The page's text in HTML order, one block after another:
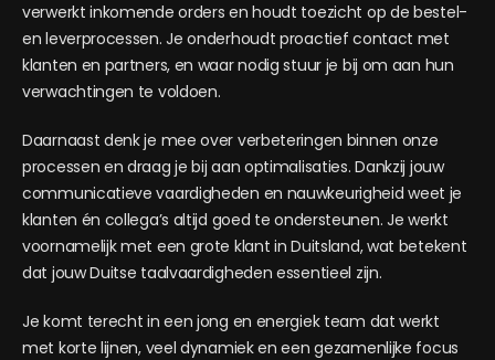
verwerkt inkomende orders en houdt toezicht op de bestel-
en leverprocessen. Je onderhoudt proactief contact met
klanten en partners, en waar nodig stuur je bij om aan hun
verwachtingen te voldoen.
Daarnaast denk je mee over verbeteringen binnen onze
processen en draag je bij aan optimalisaties. Dankzij jouw
communicatieve vaardigheden en nauwkeurigheid weet je
klanten én collega’s altijd goed te ondersteunen. Je werkt
voornamelijk met een grote klant in Duitsland, wat betekent
dat jouw Duitse taalvaardigheden essentieel zijn.
Je komt terecht in een jong en energiek team dat werkt
met korte lijnen, veel dynamiek en een gezamenlijke focus